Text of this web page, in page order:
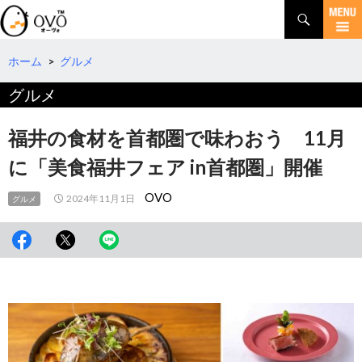
検
索
コ
テ
ツ
へ
動
ホーム > グルメ
グルメ
福井の食材を首都圏で味わおう 11月
に「美⾷福井フェア in⾸都圏」開催
グルメ 2024年11月1日 OVO